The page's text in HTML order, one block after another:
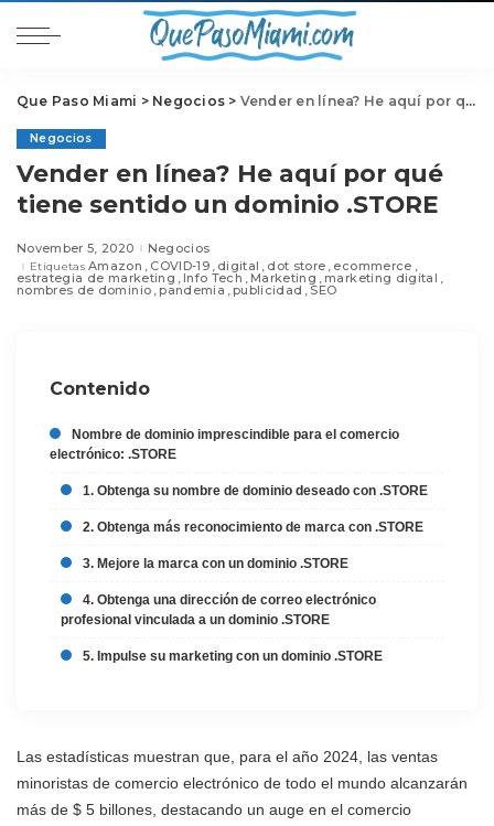
Que Paso Miami > Negocios > Vender en línea? He aquí por qué tiene sentido un dominio .STORE
Negocios
Vender en línea? He aquí por qué
tiene sentido un dominio .STORE
November 5, 2020 Negocios
Etiquetas Amazon COVID-19 digital dot store ecommerce
estrategia de marketing Info Tech Marketing marketing digital
nombres de dominio pandemia publicidad SEO
Contenido
Nombre de dominio imprescindible para el comercio
electrónico: .STORE
1. Obtenga su nombre de dominio deseado con .STORE
2. Obtenga más reconocimiento de marca con .STORE
3. Mejore la marca con un dominio .STORE
4. Obtenga una dirección de correo electrónico
profesional vinculada a un dominio .STORE
5. Impulse su marketing con un dominio .STORE
Las estadísticas muestran que, para el año 2024, las ventas
minoristas de comercio electrónico de todo el mundo alcanzarán
más de $ 5 billones, destacando un auge en el comercio